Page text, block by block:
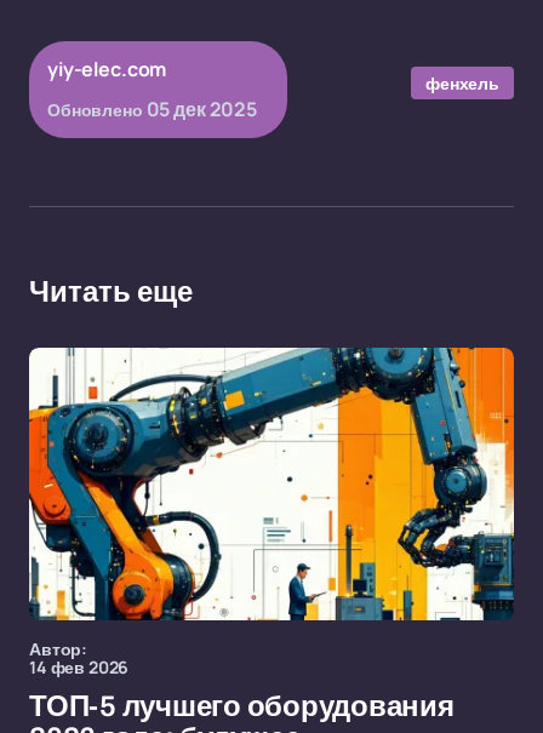
yiy-elec.com
Обновлено 05 дек 2025
фенхель
Читать еще
Автор:
14 фев 2026
ТОП-5 лучшего оборудования